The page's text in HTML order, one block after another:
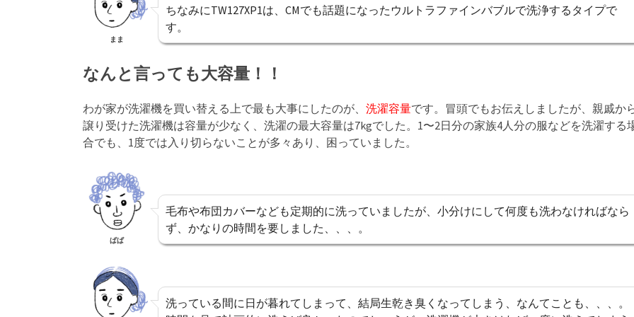
まま
ちなみにTW127XP1は、CMでも話題になったウルトラファインバブルで洗浄するタイプで
す。
なんと言っても大容量！！
わが家が洗濯機を買い替える上で最も大事にしたのが、 洗濯容量です。冒頭でもお伝えしましたが、親戚か
譲り受けた洗濯機は容量が少なく、洗濯の最大容量は7kgでした。1〜2日分の家族4人分の服などを洗濯する
合でも、1度では入り切らないことが多々あり、困っていました。
ぱぱ
毛布や布団カバーなども定期的に洗っていましたが、小分けにして何度も洗わなければなら
ず、かなりの時間を要しました、、、。
洗っている間に日が暮れてしまって、結局生乾き臭くなってしまう、なんてことも、、、。